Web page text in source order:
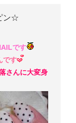
ン☆
です
です
さんに大変身